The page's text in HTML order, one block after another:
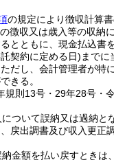
の規定により徴収計算
徴収又は歳入等の収納
とともに、現金払込書
契約に定める日) まで
ただし、会計管理者が特
きる。
規則13号・29年28号・
ついて誤納又は過納と
戻出調書及び収入更正
金額を払い戻すときは